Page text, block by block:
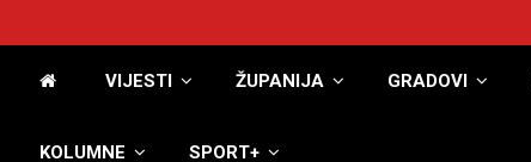
VIJESTI ŽUPANIJA GRADOVI
KOLUMNE SPORT+